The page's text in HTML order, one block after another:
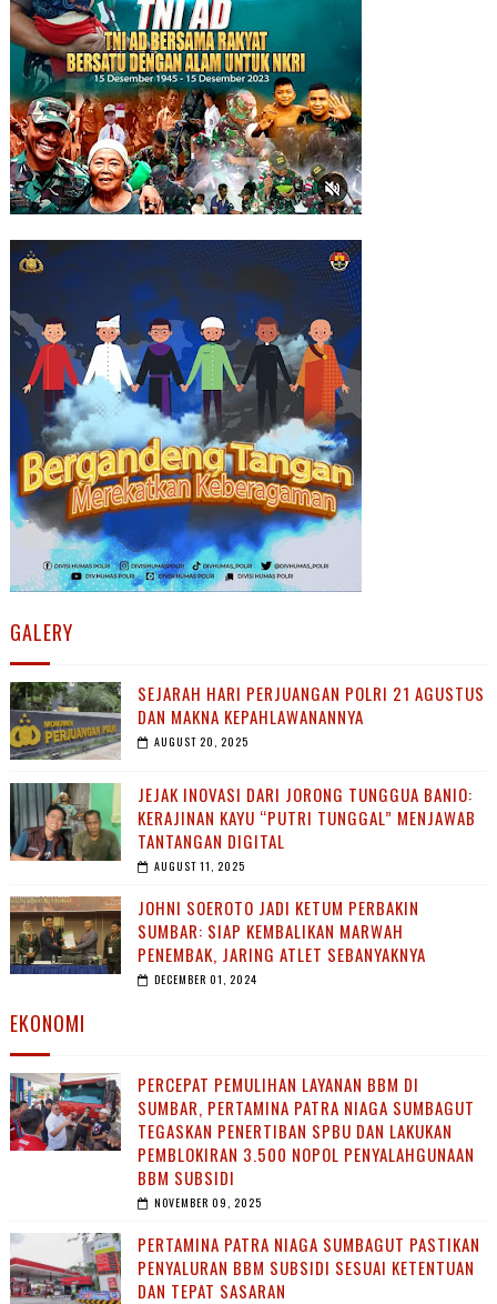
GALERY
SEJARAH HARI PERJUANGAN POLRI 21 AGUSTUS
DAN MAKNA KEPAHLAWANANNYA
AUGUST 20, 2025
JEJAK INOVASI DARI JORONG TUNGGUA BANIO:
KERAJINAN KAYU “PUTRI TUNGGAL” MENJAWAB
TANTANGAN DIGITAL
AUGUST 11, 2025
JOHNI SOEROTO JADI KETUM PERBAKIN
SUMBAR: SIAP KEMBALIKAN MARWAH
PENEMBAK, JARING ATLET SEBANYAKNYA
DECEMBER 01, 2024
EKONOMI
PERCEPAT PEMULIHAN LAYANAN BBM DI
SUMBAR, PERTAMINA PATRA NIAGA SUMBAGUT
TEGASKAN PENERTIBAN SPBU DAN LAKUKAN
PEMBLOKIRAN 3.500 NOPOL PENYALAHGUNAAN
BBM SUBSIDI
NOVEMBER 09, 2025
PERTAMINA PATRA NIAGA SUMBAGUT PASTIKAN
PENYALURAN BBM SUBSIDI SESUAI KETENTUAN
DAN TEPAT SASARAN